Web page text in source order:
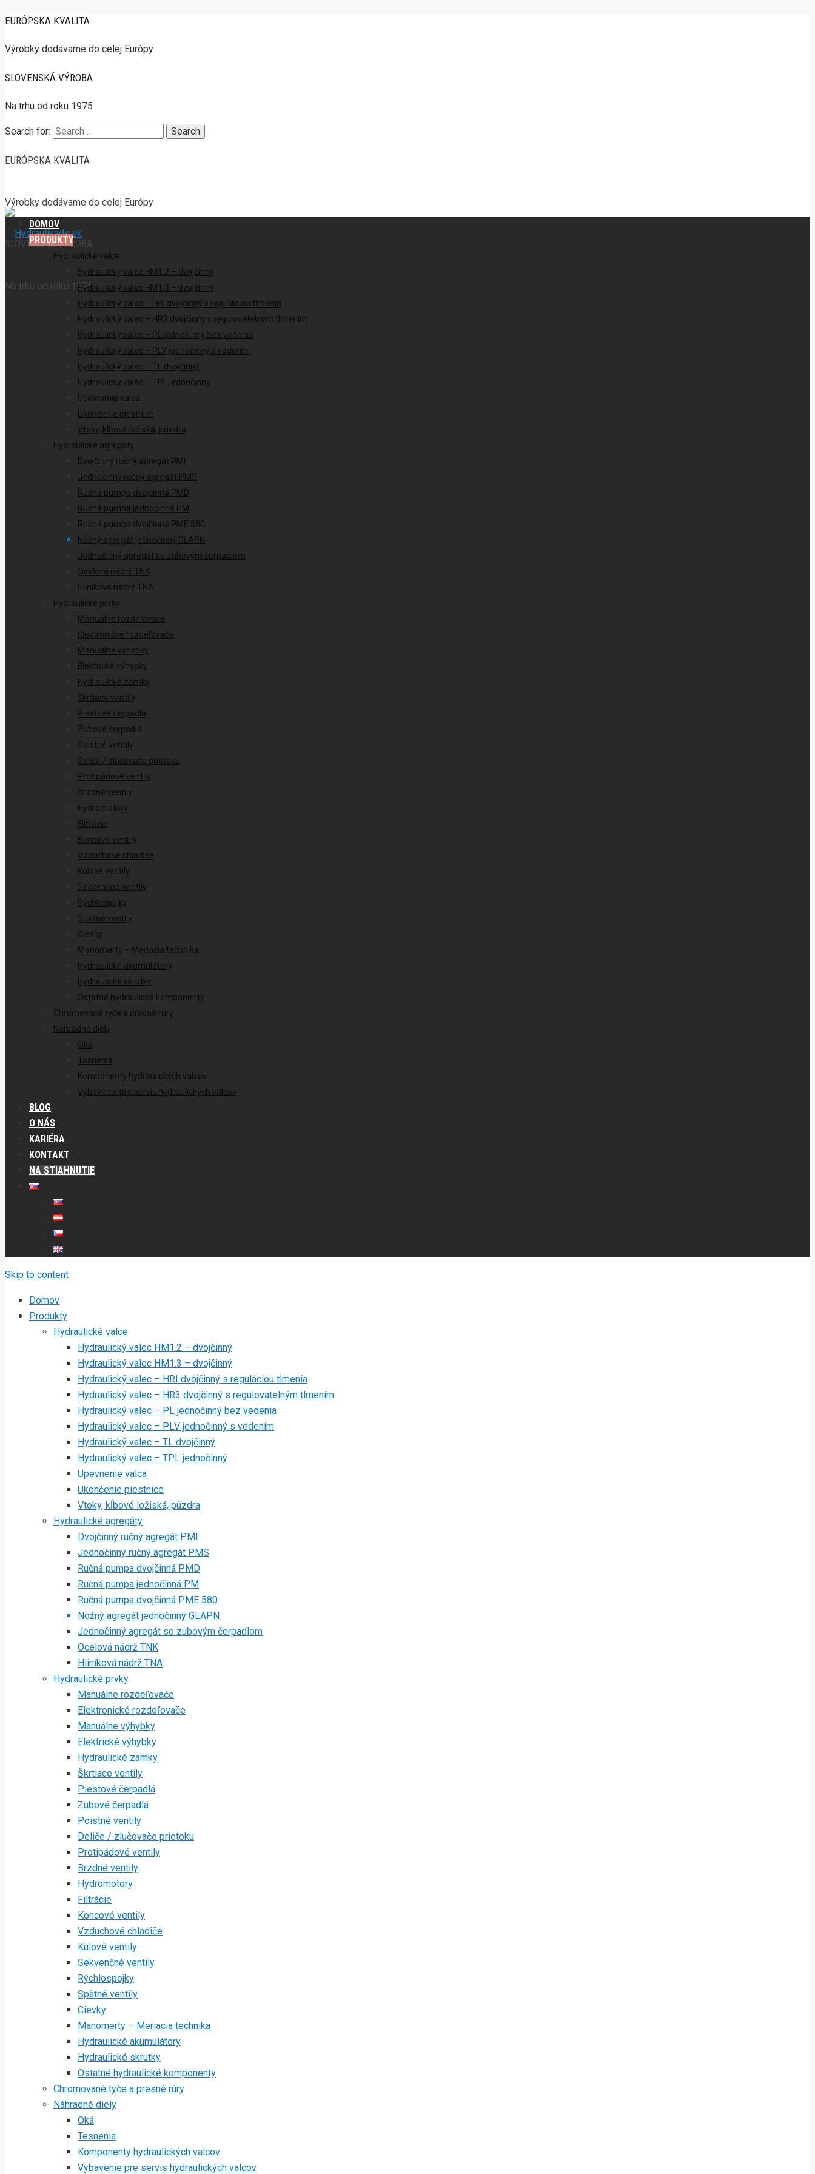
EURÓPSKA KVALITA
Výrobky dodávame do celej Európy
SLOVENSKÁ VÝROBA
Na trhu od roku 1975
Search for:
EURÓPSKA KVALITA
Výrobky dodávame do celej Európy
SLOVENSKÁ VÝROBA
Na trhu od roku 1975
DOMOV
PRODUKTY
Hydraulické valce
Hydraulický valec HM1.2 – dvojčinný
Hydraulický valec HM1.3 – dvojčinný
Hydraulický valec – HRI dvojčinný s reguláciou tlmenia
Hydraulický valec – HR3 dvojčinný s regulovatelným tlmením
Hydraulický valec – PL jednočinný bez vedenia
Hydraulický valec – PLV jednočinný s vedením
Hydraulický valec – TL dvojčinný
Hydraulický valec – TPL jednočinný
Upevnenie valca
Ukončenie piestnice
Vtoky, kĺbové ložiská, púzdra
Hydraulické agregáty
Dvojčinný ručný agregát PMI
Jednočinný ručný agregát PMS
Ručná pumpa dvojčinná PMD
Ručná pumpa jednočinná PM
Ručná pumpa dvojčinná PME 580
Nožný agregát jednočinný GLAPN
Jednočinný agregát so zubovým čerpadlom
Ocelová nádrž TNK
Hliníková nádrž TNA
Hydraulické prvky
Manuálne rozdeľovače
Elektronické rozdeľovače
Manuálne výhybky
Elektrické výhybky
Hydraulické zámky
Škrtiace ventily
Piestové čerpadlá
Zubové čerpadlá
Poistné ventily
Deliče / zlučovače prietoku
Protipádové ventily
Brzdné ventily
Hydromotory
Filtrácie
Koncové ventily
Vzduchové chladiče
Kulové ventily
Sekvenčné ventily
Rýchlospojky
Spätné ventily
Cievky
Manomerty – Meriacia technika
Hydraulické akumulátory
Hydraulické skrutky
Ostatné hydraulické komponenty
Chromované tyče a presné rúry
Náhradné diely
Oká
Tesnenia
Komponenty hydraulických valcov
Vybavenie pre servis hydraulických valcov
BLOG
O NÁS
KARIÉRA
KONTAKT
NA STIAHNUTIE
Skip to content
Domov
Produkty
Hydraulické valce
Hydraulický valec HM1.2 – dvojčinný
Hydraulický valec HM1.3 – dvojčinný
Hydraulický valec – HRI dvojčinný s reguláciou tlmenia
Hydraulický valec – HR3 dvojčinný s regulovatelným tlmením
Hydraulický valec – PL jednočinný bez vedenia
Hydraulický valec – PLV jednočinný s vedením
Hydraulický valec – TL dvojčinný
Hydraulický valec – TPL jednočinný
Upevnenie valca
Ukončenie piestnice
Vtoky, kĺbové ložiská, púzdra
Hydraulické agregáty
Dvojčinný ručný agregát PMI
Jednočinný ručný agregát PMS
Ručná pumpa dvojčinná PMD
Ručná pumpa jednočinná PM
Ručná pumpa dvojčinná PME 580
Nožný agregát jednočinný GLAPN
Jednočinný agregát so zubovým čerpadlom
Ocelová nádrž TNK
Hliníková nádrž TNA
Hydraulické prvky
Manuálne rozdeľovače
Elektronické rozdeľovače
Manuálne výhybky
Elektrické výhybky
Hydraulické zámky
Škrtiace ventily
Piestové čerpadlá
Zubové čerpadlá
Poistné ventily
Deliče / zlučovače prietoku
Protipádové ventily
Brzdné ventily
Hydromotory
Filtrácie
Koncové ventily
Vzduchové chladiče
Kulové ventily
Sekvenčné ventily
Rýchlospojky
Spätné ventily
Cievky
Manomerty – Meriacia technika
Hydraulické akumulátory
Hydraulické skrutky
Ostatné hydraulické komponenty
Chromované tyče a presné rúry
Náhradné diely
Oká
Tesnenia
Komponenty hydraulických valcov
Vybavenie pre servis hydraulických valcov